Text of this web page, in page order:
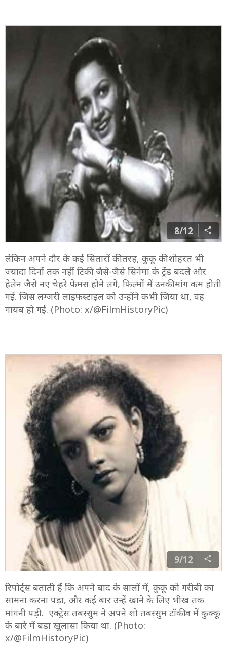
8/12
लेकिन अपने दौर के कई सितारों की तरह, कुकू की शोहरत भी
ज्यादा दिनों तक नहीं टिकी. जैसे-जैसे सिनेमा के ट्रेंड बदले और
हेलेन जैसे नए चेहरे फेमस होने लगे, फिल्मों में उनकी मांग कम होती
गई. जिस लग्जरी लाइफस्टाइल को उन्होंने कभी जिया था, वह
गायब हो गई. (Photo: x/@FilmHistoryPic)
9/12
रिपोर्ट्स बताती हैं कि अपने बाद के सालों में, कुकू को गरीबी का
सामना करना पड़ा, और कई बार उन्हें खाने के लिए भीख तक
मांगनी पड़ी. एक्ट्रेस तबस्सुम ने अपने शो तबस्सुम टॉकीज में कुक्कू
के बारे में बड़ा खुलासा किया था. (Photo:
x/@FilmHistoryPic)